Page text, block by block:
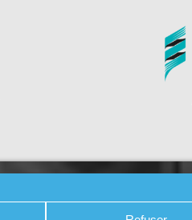
PHOTOS / WEB TV